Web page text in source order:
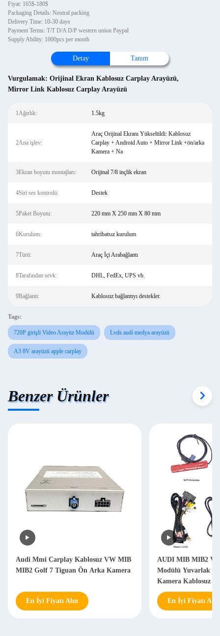
Fiyat: 165$-180$
Packaging Details: Neutral packing
Delivery Time: 10-30 days
Payment Terms: T/T D/A D/P western union Paypal
Supply Ability: 1000pcs per month
Detay Tanım
Vurgulamak: Orijinal Ekran Kablosuz Carplay Arayüzü,
Mirror Link Kablosuz Carplay Arayüzü
1Ağırlık: 1.5kg
2Ana işlev:
Araç Orijinal Ekranı Yükseltildi: Kablosuz
Carplay + Android Auto + Mirror Link +ön/arka
Kamera + Na
3Ekran boyutu montajları: Orijinal 7/8 inçlik ekran
4Siri ses kontrolü: Destek
5Paket Boyutu: 220 mm X 250 mm X 80 mm
6Kurulum: tahribatsız kurulum
7Türü: Araç İçi Arabağlantı
8Tarafından sevk: DHL, FedEx, UPS vb.
9Bağlantı: Kablosuz bağlantıyı destekler.
Tags:
720P girişli Video Arayüz Modülü Lvds audi medya arayüzü
A3 8V arayüzü apple carplay
Benzer Ürünler
Audi Mmi Carplay Kablosuz VW MIB
MIB2 Golf 7 Tiguan Ön Arka Kamera
En İyi Fiyatı Alın
AUDI MIB MIB2
Modülü Yuvarlak
Kamera Kablosuz
En İyi Fiyatı Alın